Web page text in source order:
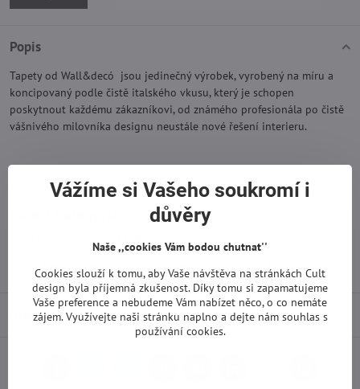
Popis
Tapety od Wall&decó jsou jedinečný výrobek, vyrobený na míru a
koncipovaný podle čistě italského vkusu, který je schopen
poskytnout každému zákazníkovi, od známého profesionála po čistě
vášnivého milovníka designu neustále nové řešení interieru.
Cena na dotaz.
Tapety contemporary-wallpaper-collection 2019
Diskuse 0
Vážíme si Vašeho soukromí i
důvěry
Naše ,,cookies Vám bodou chutnat''
Cookies slouží k tomu, aby Vaše návštěva na stránkách Cult
design byla příjemná zkušenost. Díky tomu si zapamatujeme
Vaše preference a nebudeme Vám nabízet něco, o co nemáte
zájem. Využívejte naši stránku naplno a dejte nám souhlas s
používání cookies.